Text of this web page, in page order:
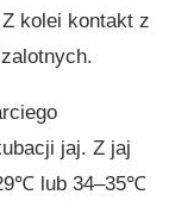
kolei kontakt z
jaj. Z jaj
lub 34–35℃